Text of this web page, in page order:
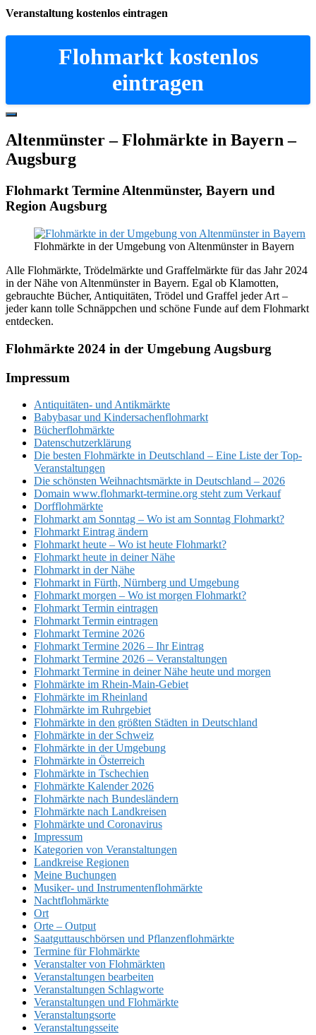
Content
Veranstaltung kostenlos eintragen
Flohmarkt kostenlos
eintragen
Hide
Content
Altenmünster – Flohmärkte in Bayern –
Augsburg
Flohmarkt Termine Altenmünster, Bayern und
Region Augsburg
Flohmärkte in der Umgebung von Altenmünster in Bayern
Alle Flohmärkte, Trödelmärkte und Graffelmärkte für das Jahr 2024
in der Nähe von Altenmünster in Bayern. Egal ob Klamotten,
gebrauchte Bücher, Antiquitäten, Trödel und Graffel jeder Art –
jeder kann tolle Schnäppchen und schöne Funde auf dem Flohmarkt
entdecken.
Flohmärkte 2024 in der Umgebung Augsburg
Footer
Impressum
Antiquitäten- und Antikmärkte
Babybasar und Kindersachenflohmarkt
Bücherflohmärkte
Datenschutzerklärung
Die besten Flohmärkte in Deutschland – Eine Liste der Top-
Veranstaltungen
Die schönsten Weihnachtsmärkte in Deutschland – 2026
Domain www.flohmarkt-termine.org steht zum Verkauf
Dorfflohmärkte
Flohmarkt am Sonntag – Wo ist am Sonntag Flohmarkt?
Flohmarkt Eintrag ändern
Flohmarkt heute – Wo ist heute Flohmarkt?
Flohmarkt heute in deiner Nähe
Flohmarkt in der Nähe
Flohmarkt in Fürth, Nürnberg und Umgebung
Flohmarkt morgen – Wo ist morgen Flohmarkt?
Flohmarkt Termin eintragen
Flohmarkt Termin eintragen
Flohmarkt Termine 2026
Flohmarkt Termine 2026 – Ihr Eintrag
Flohmarkt Termine 2026 – Veranstaltungen
Flohmarkt Termine in deiner Nähe heute und morgen
Flohmärkte im Rhein-Main-Gebiet
Flohmärkte im Rheinland
Flohmärkte im Ruhrgebiet
Flohmärkte in den größten Städten in Deutschland
Flohmärkte in der Schweiz
Flohmärkte in der Umgebung
Flohmärkte in Österreich
Flohmärkte in Tschechien
Flohmärkte Kalender 2026
Flohmärkte nach Bundesländern
Flohmärkte nach Landkreisen
Flohmärkte und Coronavirus
Impressum
Kategorien von Veranstaltungen
Landkreise Regionen
Meine Buchungen
Musiker- und Instrumentenflohmärkte
Nachtflohmärkte
Ort
Orte – Output
Saatguttauschbörsen und Pflanzenflohmärkte
Termine für Flohmärkte
Veranstalter von Flohmärkten
Veranstaltungen bearbeiten
Veranstaltungen Schlagworte
Veranstaltungen und Flohmärkte
Veranstaltungsorte
Veranstaltungsseite